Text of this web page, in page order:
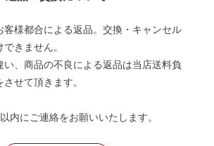
客様都合による返品。交換・キャンセル
きません。
い、商品の不良による返品は当店送料負
せて頂きます。
内にご連絡をお願いいたします。